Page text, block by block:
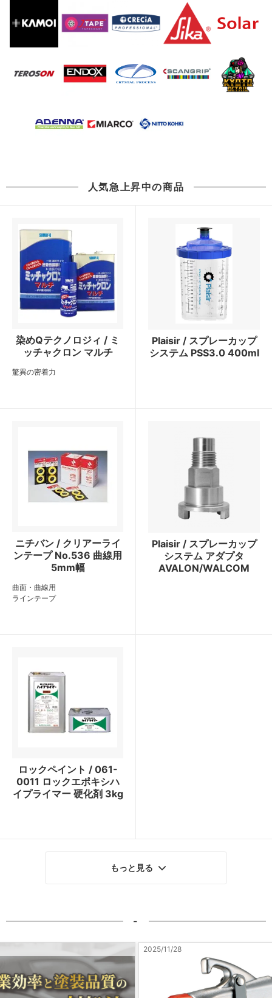
人気急上昇中の商品
染めQテクノロジィ / ミ
ッチャクロン マルチ
驚異の密着力
Plaisir / スプレーカップ
システム PSS3.0 400ml
ニチバン / クリアーライ
ンテープ No.536 曲線用
5mm幅
曲面・曲線用
ラインテープ
Plaisir / スプレーカップ
システム アダプタ
AVALON/WALCOM
ロックペイント / 061-
0011 ロックエポキシハ
イプライマー 硬化剤 3kg
もっと見る
-